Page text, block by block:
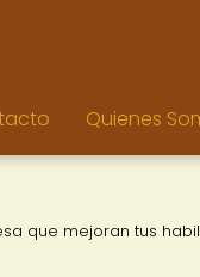
Quienes
que mejoran tus